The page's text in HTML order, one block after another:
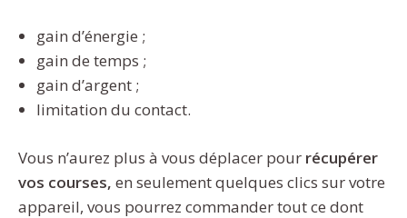
gain d’énergie ;
gain de temps ;
gain d’argent ;
limitation du contact.
Vous n’aurez plus à vous déplacer pour récupérer
vos courses, en seulement quelques clics sur votre
appareil, vous pourrez commander tout ce dont